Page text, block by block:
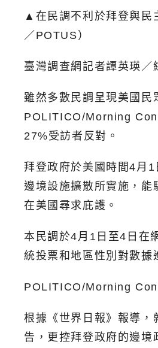
▲在民調不利於拜登與民
／POTUS）
臺灣調查網記者譚英瑛／
雖然多數民調呈現美國民
POLITICO/Morning
27%受訪者反對。
拜登政府於美國時間4月
邊境設施擴散所實施，能
在美國尋求庇護。
本民調於4月1日至4日在
統投票和地區性別對數據
POLITICO/Morning
根據《世界日報》報導，
告，更控拜登政府的邊境